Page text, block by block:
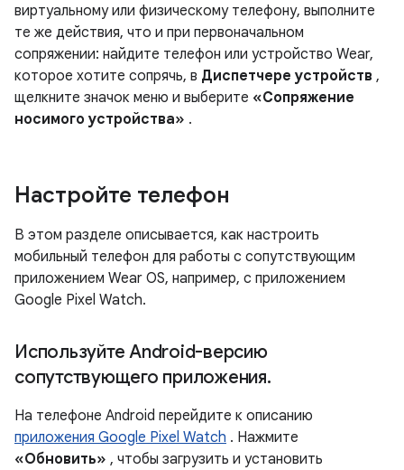
виртуальному или физическому телефону, выполните
те же действия, что и при первоначальном
сопряжении: найдите телефон или устройство Wear,
которое хотите сопрячь, в Диспетчере устройств ,
щелкните значок меню и выберите «Сопряжение
носимого устройства» .
Настройте телефон
В этом разделе описывается, как настроить
мобильный телефон для работы с сопутствующим
приложением Wear OS, например, с приложением
Google Pixel Watch.
Используйте Android-версию
сопутствующего приложения.
На телефоне Android перейдите к описанию
приложения Google Pixel Watch . Нажмите
«Обновить» , чтобы загрузить и установить